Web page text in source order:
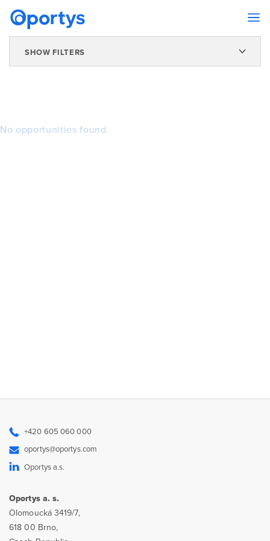
SHOW FILTERS
No opportunities found.
+420 605 060 000
oportys@oportys.com
Oportys a.s.
Oportys a. s.
Olomoucká 3419/7,
618 00 Brno,